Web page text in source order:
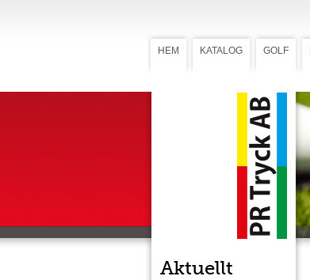
HEM KATALOG GOLF
Aktuellt